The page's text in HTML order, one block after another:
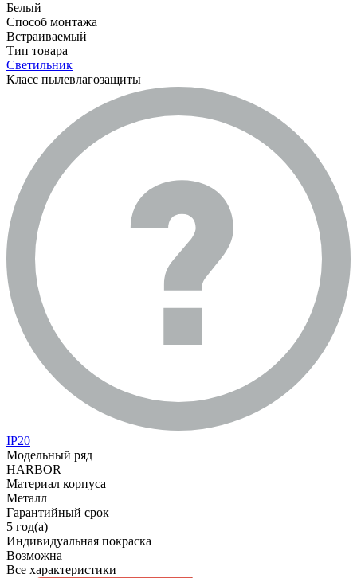
Белый
Способ монтажа
Встраиваемый
Тип товара
Светильник
Класс пылевлагозащиты
IP20
Модельный ряд
HARBOR
Материал корпуса
Металл
Гарантийный срок
5 год(а)
Индивидуальная покраска
Возможна
Все характеристики